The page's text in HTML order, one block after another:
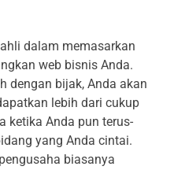
dalam memasarkan
web bisnis Anda.
dengan bijak, Anda akan
lebih dari cukup
ketika Anda pun terus-
yang Anda cintai.
biasanya